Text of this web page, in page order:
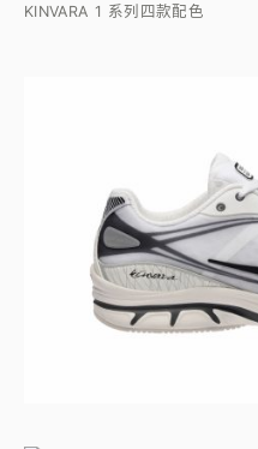
KINVARA 1 系列四款配色